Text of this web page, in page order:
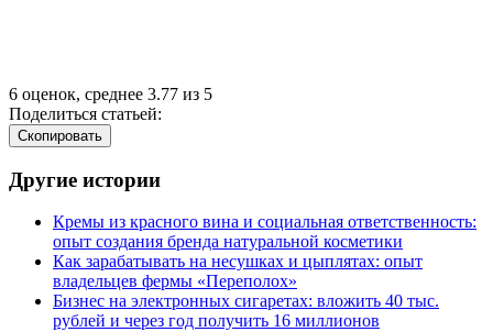
6 оценок, среднее 3.77 из 5
Поделиться статьей:
Cкопировать
Другие истории
Кремы из красного вина и социальная ответственность:
опыт создания бренда натуральной косметики
Как зарабатывать на несушках и цыплятах: опыт
владельцев фермы «Переполох»
Бизнес на электронных сигаретах: вложить 40 тыс.
рублей и через год получить 16 миллионов